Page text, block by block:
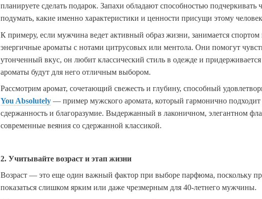
планируете сделать подарок. Запахи обладают способностью
подумать, какие именно характеристики и ценности присущи этому
К примеру, если мужчина ведет активный образ жизни, занимается
энергичные ароматы с нотами цитрусовых или ментола. Они помогут
утонченный вкус, он любит классический стиль в одежде и
ароматы будут для него отличным выбором.
Рассмотрим аромат, сочетающий свежесть и глубину, способный
You Absolutely — пример мужского аромата, который гармонично
сдержанность и благоразумие. Выдержанный в лаконичном, элегантном
современные веяния со сдержанной классикой.
2. Учитывайте возраст и этап жизни
Возраст — это еще один важный фактор при выборе парфюма, поскольку
показаться слишком ярким или даже чрезмерным для 40-летнего мужчины.